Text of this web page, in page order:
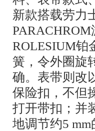
新款搭载劳力
ROLESIUM铂
簧，令外圈旋
确。表带则改
保险扣，不但
打开带扣；并
地调节约5